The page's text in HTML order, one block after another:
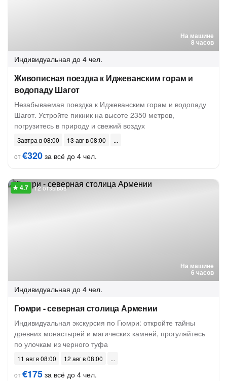
На машине
8 часов
Индивидуальная до 4 чел.
Живописная поездка к Иджеванским горам и
водопаду Шагот
Незабываемая поездка к Иджеванским горам и водопаду
Шагот. Устройте пикник на высоте 2350 метров,
погрузитесь в природу и свежий воздух
Завтра в 08:00
13 авг в 08:00
от€320 за всё до 4 чел.
На машине
6 часов
12 отзывов
Индивидуальная до 4 чел.
Гюмри - северная столица Армении
Индивидуальная экскурсия по Гюмри: откройте тайны
древних монастырей и магических камней, прогуляйтесь
по улочкам из черного туфа
11 авг в 08:00
12 авг в 08:00
от€175 за всё до 4 чел.